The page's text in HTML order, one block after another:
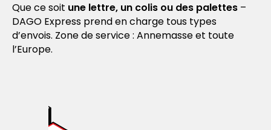
Que ce soit une lettre, un colis ou des palettes –
DAGO Express prend en charge tous types
d’envois. Zone de service : Annemasse et toute
l’Europe.